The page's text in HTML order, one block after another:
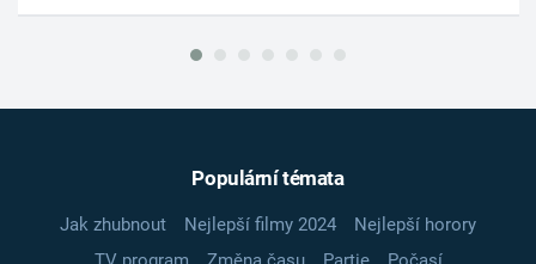
Populární témata
Jak zhubnout Nejlepší filmy 2024
Nejlepší horory